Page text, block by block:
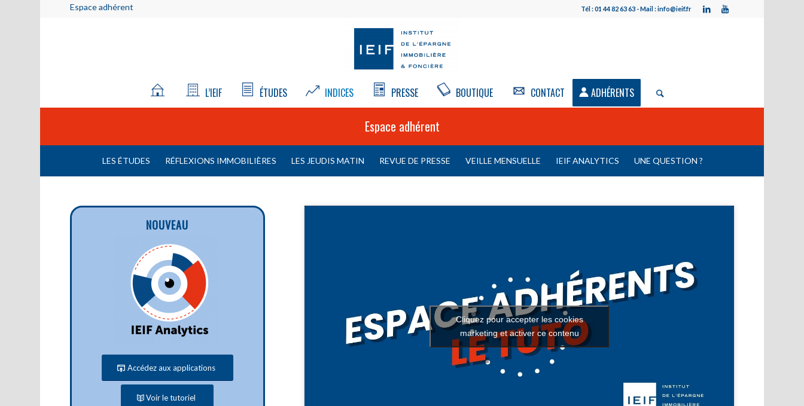
Espace adhérent Tél : 01 44 82 63 63 - Mail : info@ieif.fr
L’IEIF ÉTUDES INDICES PRESSE BOUTIQUE CONTACT ADHÉRENTS
Espace adhérent
LES ÉTUDES RÉFLEXIONS IMMOBILIÈRES LES JEUDIS MATIN REVUE DE PRESSE VEILLE MENSUELLE IEIF ANALYTICS UNE QUESTION ?
NOUVEAU
Accédez aux applications
Voir le tutoriel
Cliquez pour accepter les cookies
marketing et activer ce contenu